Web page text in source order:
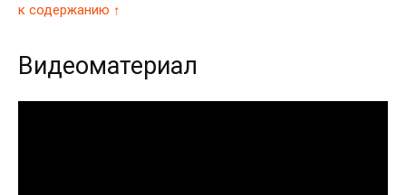
к содержанию ↑
Видеоматериал